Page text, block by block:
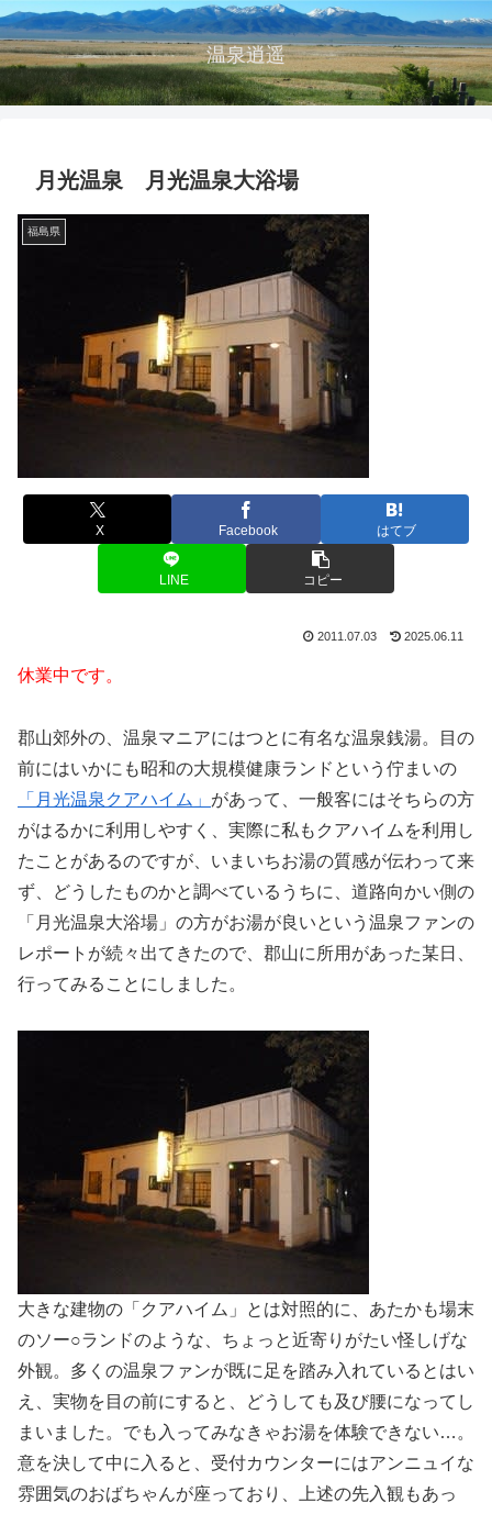
温泉逍遥
月光温泉 月光温泉大浴場
福島県
X Facebook はてブ
LINE コピー
2011.07.03 2025.06.11
休業中です。
郡山郊外の、温泉マニアにはつとに有名な温泉銭湯。目の
前にはいかにも昭和の大規模健康ランドという佇まいの
「月光温泉クアハイム」 があって、一般客にはそちらの方
がはるかに利用しやすく、実際に私もクアハイムを利用し
たことがあるのですが、いまいちお湯の質感が伝わって来
ず、どうしたものかと調べているうちに、道路向かい側の
「月光温泉大浴場」の方がお湯が良いという温泉ファンの
レポートが続々出てきたので、郡山に所用があった某日、
行ってみることにしました。
大きな建物の「クアハイム」とは対照的に、あたかも場末
のソー○ランドのような、ちょっと近寄りがたい怪しげな
外観。多くの温泉ファンが既に足を踏み入れているとはい
え、実物を目の前にすると、どうしても及び腰になってし
まいました。でも入ってみなきゃお湯を体験できない…。
意を決して中に入ると、受付カウンターにはアンニュイな
雰囲気のおばちゃんが座っており、上述の先入観もあっ